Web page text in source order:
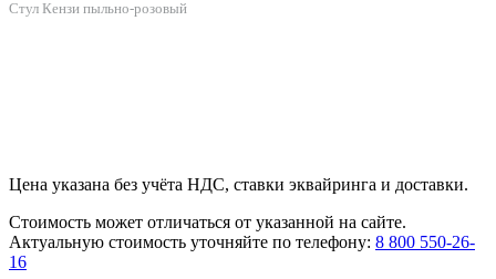
Стул Кензи пыльно-розовый
Цена указана без учёта НДС, ставки эквайринга и доставки.
Стоимость может отличаться от указанной на сайте.
Актуальную стоимость уточняйте по телефону: 8 800 550-26-
16